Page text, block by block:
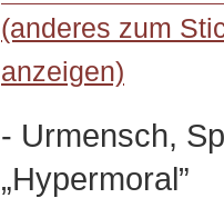
(anderes zum
anzeigen)
- Urmensch,
„Hypermoral”